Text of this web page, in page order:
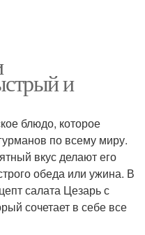
и
блюдо, которое
по всему миру.
вкус делают его
обеда или ужина. В
салата Цезарь с
сочетает в себе все